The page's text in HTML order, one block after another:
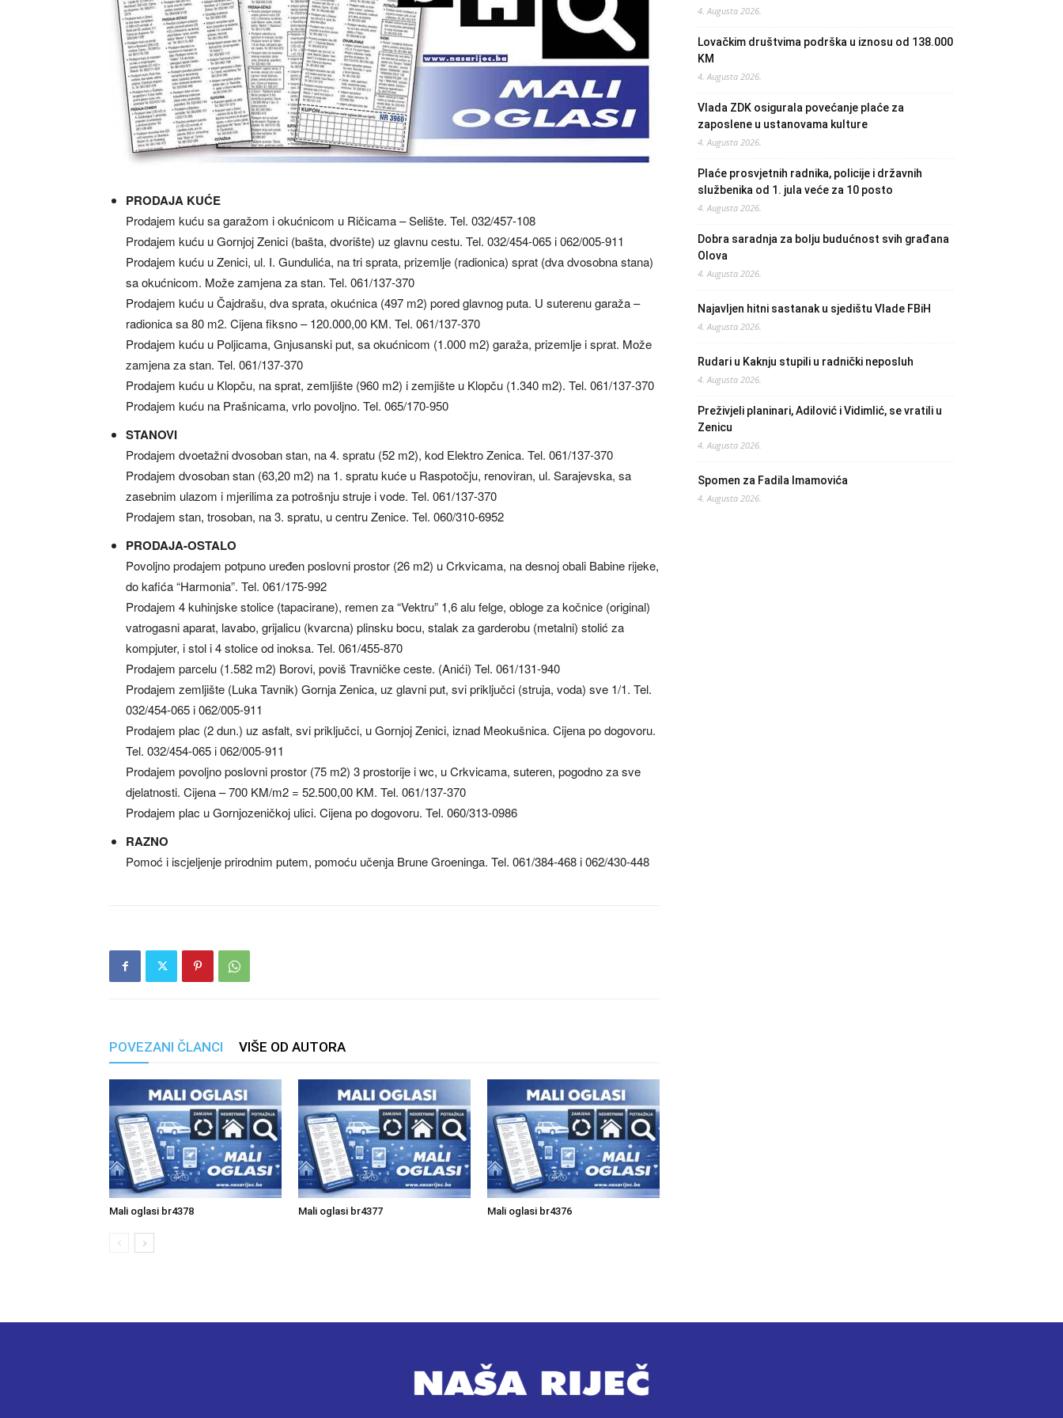
PRODAJA KUĆE
Prodajem kuću sa garažom i okućnicom u Ričicama – Selište. Tel. 032/457-108
Prodajem kuću u Gornjoj Zenici (bašta, dvorište) uz glavnu cestu. Tel. 032/454-065 i 062/005-911
Prodajem kuću u Zenici, ul. I. Gundulića, na tri sprata, prizemlje (radionica) sprat (dva dvosobna stana)
sa okućnicom. Može zamjena za stan. Tel. 061/137-370
Prodajem kuću u Čajdrašu, dva sprata, okućnica (497 m2) pored glavnog puta. U suterenu garaža –
radionica sa 80 m2. Cijena fiksno – 120.000,00 KM. Tel. 061/137-370
Prodajem kuću u Poljicama, Gnjusanski put, sa okućnicom (1.000 m2) garaža, prizemlje i sprat. Može
zamjena za stan. Tel. 061/137-370
Prodajem kuću u Klopču, na sprat, zemljište (960 m2) i zemjište u Klopču (1.340 m2). Tel. 061/137-370
Prodajem kuću na Prašnicama, vrlo povoljno. Tel. 065/170-950
STANOVI
Prodajem dvoetažni dvosoban stan, na 4. spratu (52 m2), kod Elektro Zenica. Tel. 061/137-370
Prodajem dvosoban stan (63,20 m2) na 1. spratu kuće u Raspotočju, renoviran, ul. Sarajevska, sa
zasebnim ulazom i mjerilima za potrošnju struje i vode. Tel. 061/137-370
Prodajem stan, trosoban, na 3. spratu, u centru Zenice. Tel. 060/310-6952
PRODAJA-OSTALO
Povoljno prodajem potpuno uređen poslovni prostor (26 m2) u Crkvicama, na desnoj obali Babine rijeke,
do kafića “Harmonia”. Tel. 061/175-992
Prodajem 4 kuhinjske stolice (tapacirane), remen za “Vektru” 1,6 alu felge, obloge za kočnice (original)
vatrogasni aparat, lavabo, grijalicu (kvarcna) plinsku bocu, stalak za garderobu (metalni) stolić za
kompjuter, i stol i 4 stolice od inoksa. Tel. 061/455-870
Prodajem parcelu (1.582 m2) Borovi, poviš Travničke ceste. (Anići) Tel. 061/131-940
Prodajem zemljište (Luka Tavnik) Gornja Zenica, uz glavni put, svi priključci (struja, voda) sve 1/1. Tel.
032/454-065 i 062/005-911
Prodajem plac (2 dun.) uz asfalt, svi priključci, u Gornjoj Zenici, iznad Meokušnica. Cijena po dogovoru.
Tel. 032/454-065 i 062/005-911
Prodajem povoljno poslovni prostor (75 m2) 3 prostorije i wc, u Crkvicama, suteren, pogodno za sve
djelatnosti. Cijena – 700 KM/m2 = 52.500,00 KM. Tel. 061/137-370
Prodajem plac u Gornjozeničkoj ulici. Cijena po dogovoru. Tel. 060/313-0986
RAZNO
Pomoć i iscjeljenje prirodnim putem, pomoću učenja Brune Groeninga. Tel. 061/384-468 i 062/430-448
POVEZANI ČLANCI VIŠE OD AUTORA
Mali oglasi br4378 Mali oglasi br4377 Mali oglasi br4376
4. Augusta 2026.
Lovačkim društvima podrška u iznosu od 138.000
KM
4. Augusta 2026.
Vlada ZDK osigurala povećanje plaće za
zaposlene u ustanovama kulture
4. Augusta 2026.
Plaće prosvjetnih radnika, policije i državnih
službenika od 1. jula veće za 10 posto
4. Augusta 2026.
Dobra saradnja za bolju budućnost svih građana
Olova
4. Augusta 2026.
Najavljen hitni sastanak u sjedištu Vlade FBiH
4. Augusta 2026.
Rudari u Kaknju stupili u radnički neposluh
4. Augusta 2026.
Preživjeli planinari, Adilović i Vidimlić, se vratili u
Zenicu
4. Augusta 2026.
Spomen za Fadila Imamovića
4. Augusta 2026.